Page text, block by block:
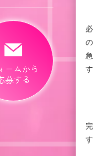
ームから
募する